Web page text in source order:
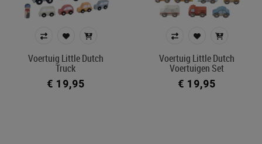
Voertuig Little Dutch
Truck
€ 19,95
Voertuig Little Dutch
Voertuigen Set
€ 19,95